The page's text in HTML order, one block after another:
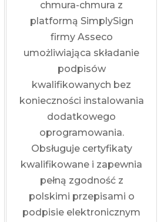
chmura-chmura z
platformą SimplySign
firmy Asseco
umożliwiająca składanie
podpisów
kwalifikowanych bez
konieczności instalowania
dodatkowego
oprogramowania.
Obsługuje certyfikaty
kwalifikowane i zapewnia
pełną zgodność z
polskimi przepisami o
podpisie elektronicznym